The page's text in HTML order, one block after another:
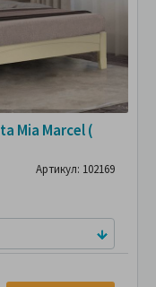
Mia Marcel (
Артикул: 102169